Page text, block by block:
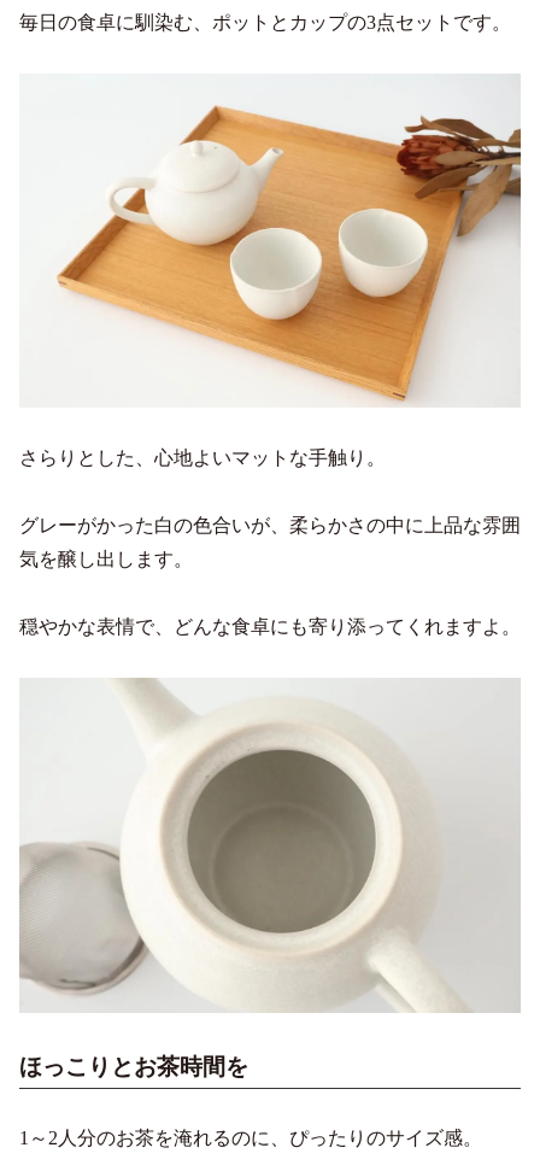
毎日の食卓に馴染む、ポットとカップの3点セットです。
さらりとした、心地よいマットな手触り。
グレーがかった白の色合いが、柔らかさの中に上品な雰囲
気を醸し出します。
穏やかな表情で、どんな食卓にも寄り添ってくれますよ。
ほっこりとお茶時間を
1～2人分のお茶を淹れるのに、ぴったりのサイズ感。